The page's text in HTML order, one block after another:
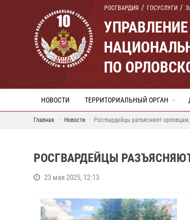
РОСГВАРДИЯ ГОСУСЛУГИ
ПО
НОВОСТИ ТЕРРИТОРИАЛЬНЫЙ ОРГАН
Главная Новости Росгвардейцы разъясняют
РОСГВАРДЕЙЦЫ
23 мая 2025, 12:13